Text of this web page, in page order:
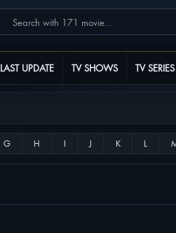
LAST UPDATE TV SHOWS TV SERIES